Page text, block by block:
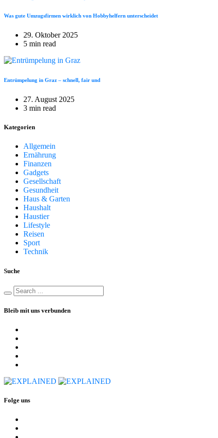
Was gute Umzugsfirmen wirklich von Hobbyhelfern unterscheidet
29. Oktober 2025
5 min read
Entrümpelung in Graz – schnell, fair und
27. August 2025
3 min read
Kategorien
Allgemein
Ernährung
Finanzen
Gadgets
Gesellschaft
Gesundheit
Haus & Garten
Haushalt
Haustier
Lifestyle
Reisen
Sport
Technik
Suche
Bleib mit uns verbunden
Folge uns